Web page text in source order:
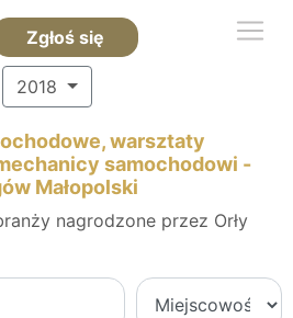
Zgłoś się
2018
warsztaty
samochodowi -
Małopolski
nagrodzone przez Orły